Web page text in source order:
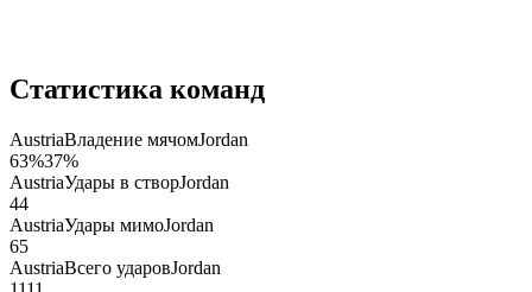
Статистика команд
AustriaВладение мячомJordan
63%37%
AustriaУдары в створJordan
44
AustriaУдары мимоJordan
65
AustriaВсего ударовJordan